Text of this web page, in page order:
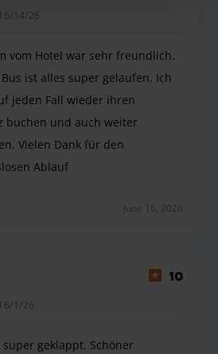
6/14/26
vom Hotel war sehr freundlich.
ist alles super gelaufen. Ich
jeden Fall wieder ihren
buchen und auch weiter
Vielen Dank für den
Ablauf
June 16, 2026
10
6/1/26
super geklappt. Schöner